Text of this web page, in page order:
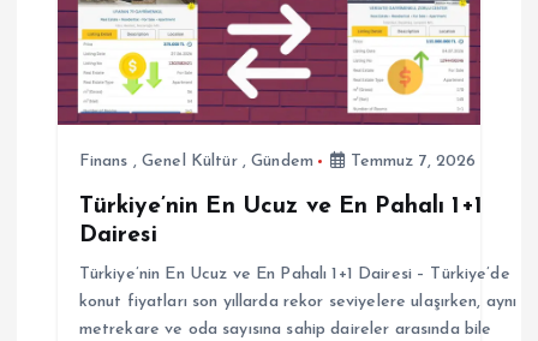
n
m
Finans ,Genel Kültür,Gündem Temmuz 7, 2026
Türkiye’nin En Ucuz ve En Pahalı 1+1
Dairesi
Türkiye’nin En Ucuz ve En Pahalı 1+1 Dairesi – Türkiye’de
konut fiyatları son yıllarda rekor seviyelere ulaşırken, aynı
metrekare ve oda sayısına sahip daireler arasında bile